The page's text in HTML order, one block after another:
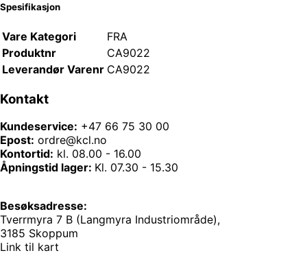
Spesifikasjon
Vare Kategori
FRA
Produktnr
CA9022
Leverandør Varenr CA9022
Kontakt
Kundeservice: +47 66 75 30 00
Epost: ordre@kcl.no
Kontortid: kl. 08.00 - 16.00
Åpningstid lager: Kl. 07.30 - 15.30
Besøksadresse:
Tverrmyra 7 B (Langmyra Industriområde),
3185 Skoppum
Link til kart